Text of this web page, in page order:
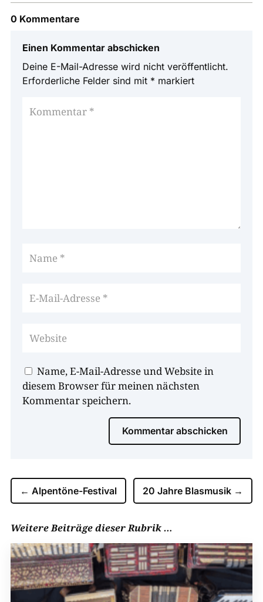
0 Kommentare
Einen Kommentar abschicken
Deine E-Mail-Adresse wird nicht veröffentlicht.
Erforderliche Felder sind mit * markiert
Name, E-Mail-Adresse und Website in
diesem Browser für meinen nächsten
Kommentar speichern.
Kommentar abschicken
← Alpentöne-Festival 20 Jahre Blasmusik →
Weitere Beiträge dieser Rubrik …